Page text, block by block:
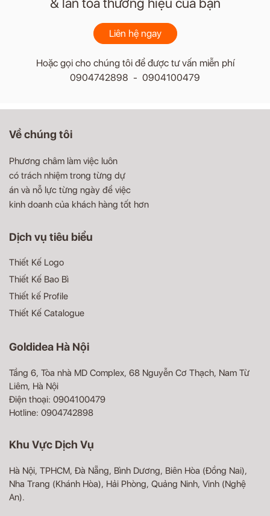
Liên hệ ngay
Hoặc gọi cho chúng tôi để được tư vấn miễn phí
0904742898 - 0904100479
Về chúng tôi
Phương châm làm việc luôn
có trách nhiệm trong từng dự
án và nỗ lực từng ngày để việc
kinh doanh của khách hàng tốt hơn
Dịch vụ tiêu biểu
Thiết Kế Logo
Thiết Kế Bao Bì
Thiết kế Profile
Thiết Kế Catalogue
Goldidea Hà Nội
Tầng 6, Tòa nhà MD Complex, 68 Nguyễn Cơ Thạch, Nam Từ
Liêm, Hà Nội
Điện thoại: 0904100479
Hotline: 0904742898
Khu Vực Dịch Vụ
Hà Nội, TPHCM, Đà Nẵng, Bình Dương, Biên Hòa (Đồng Nai),
Nha Trang (Khánh Hòa), Hải Phòng, Quảng Ninh, Vinh (Nghệ
An).